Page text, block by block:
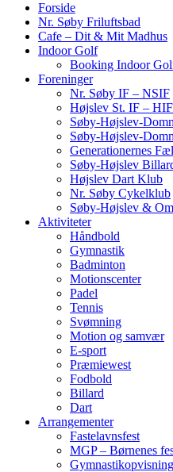
Forside
Nr. Søby Friluftsbad
Cafe – Dit & Mit Madhus
Indoor Golf
Booking Indoor
Foreninger
Nr. Søby IF – NSIF
Højslev St. IF – HIF
Søby-Højslev-
Søby-Højslev-
Generationernes
Søby-Højslev
Højslev Dart Klub
Nr. Søby Cykelklub
Søby-Højslev &
Aktiviteter
Håndbold
Gymnastik
Badminton
Motionscenter
Padel
Tennis
Svømning
Motion og samvær
E-sport
Præmiewest
Fodbold
Billard
Dart
Arrangementer
Fastelavnsfest
MGP – Børnenes
Gymnastikopvisning